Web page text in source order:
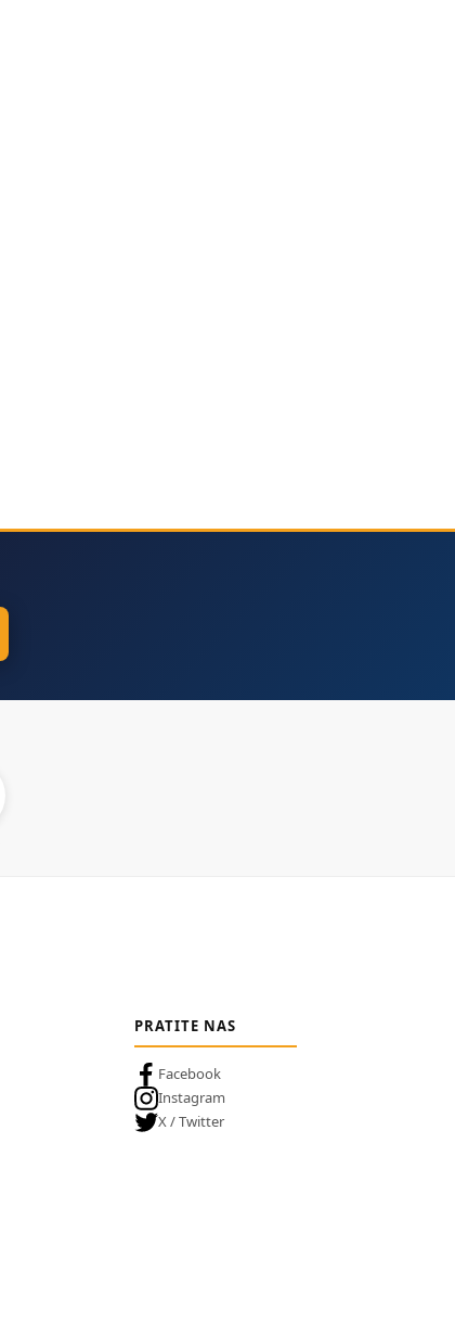
PRATITE NAS
Facebook
Instagram
X / Twitter